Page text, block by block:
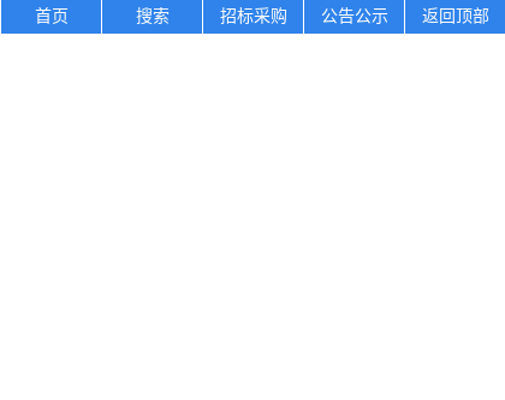
首页 搜索 招标采购 公告公示 返回顶部